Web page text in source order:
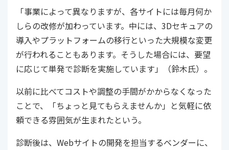
「事業によって異なりますが、各サイトには毎月何か
しらの改修が加わっています。中には、3Dセキュアの
導入やプラットフォームの移行といった大規模な変更
が行われることもあります。そうした場合には、要望
に応じて単発で診断を実施しています」（鈴木氏）。
以前に比べてコストや調整の手間がかからなくなった
ことで、「ちょっと見てもらえませんか」と気軽に依
頼できる雰囲気が生まれたという。
診断後は、Webサイトの開発を担当するベンダーに、